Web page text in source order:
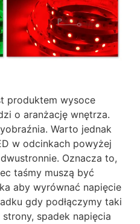
produktem wysoce
o aranżację wnętrza.
Warto jednak
w odcinkach powyżej
Oznacza to,
taśmy muszą być
aby wyrównać napięcie
gdy podłączymy taki
spadek napięcia